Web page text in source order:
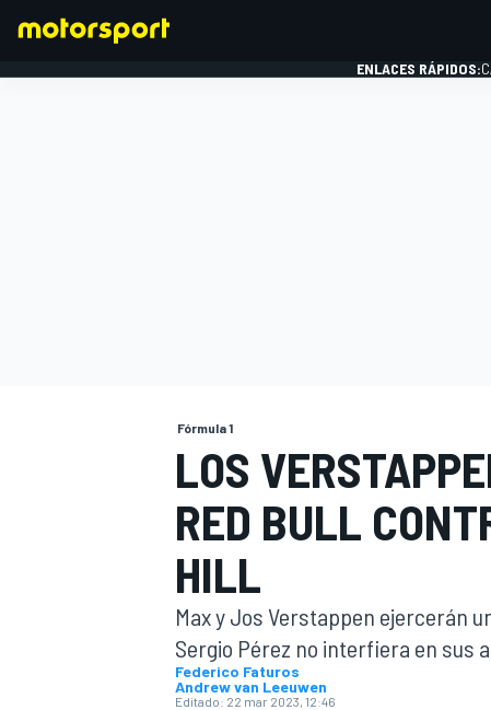
INDYCAR
ENLACES RÁPIDOS:
Fórmula 1
LOS
RED BULL
HILL
Max y Jos Verstappen ejercerán
Sergio Pérez no interfiera en sus
Federico Faturos
Andrew van Leeuwen
Editado: 22 mar 2023, 12:46